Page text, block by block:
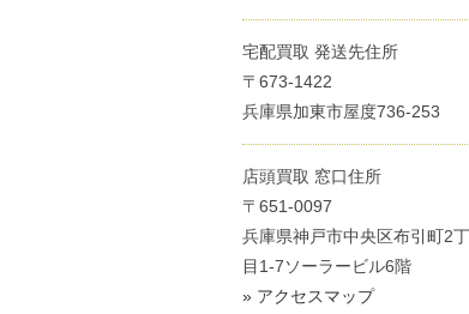
宅配買取 発送先住所
〒673-1422
兵庫県加東市屋度736-253
店頭買取 窓口住所
〒651-0097
兵庫県神戸市中央区布引町2丁
目1-7ソーラービル6階
» アクセスマップ